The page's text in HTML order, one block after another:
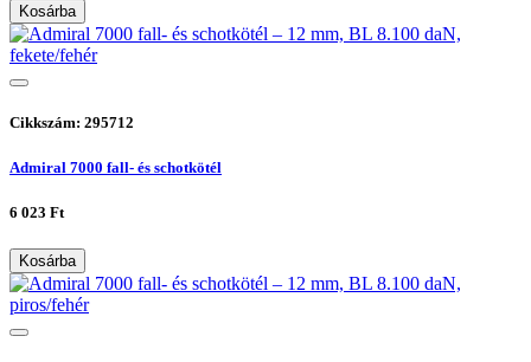
Kosárba
Cikkszám: 295712
Admiral 7000 fall- és schotkötél
6 023 Ft
Kosárba